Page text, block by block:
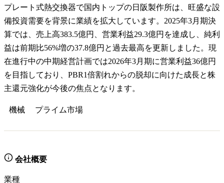
プレート式熱交換器で国内トップの日阪製作所は、旺盛な設
備投資需要を背景に業績を拡大しています。2025年3月期決
算では、売上高383.5億円、営業利益29.3億円を達成し、純利
益は前期比56%増の37.8億円と過去最高を更新しました。現
在進行中の中期経営計画では2026年3月期に営業利益36億円
を目指しており、PBR1倍割れからの脱却に向けた成長と株
主還元強化が今後の焦点となります。
機械 プライム市場
会社概要
業種